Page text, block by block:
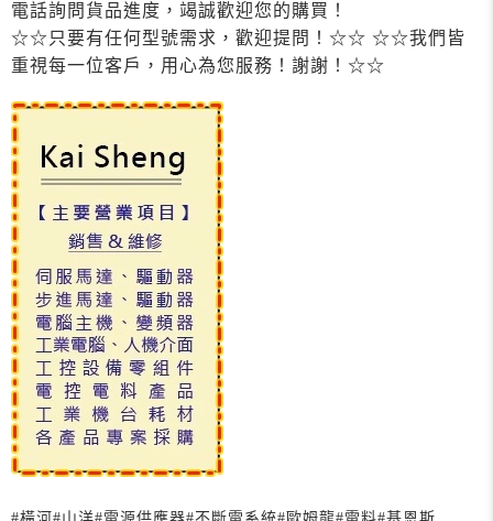
電話詢問貨品進度，竭誠歡迎您的購買！
☆☆只要有任何型號需求，歡迎提問！☆☆ ☆☆我們皆
重視每一位客戶，用心為您服務！謝謝！☆☆